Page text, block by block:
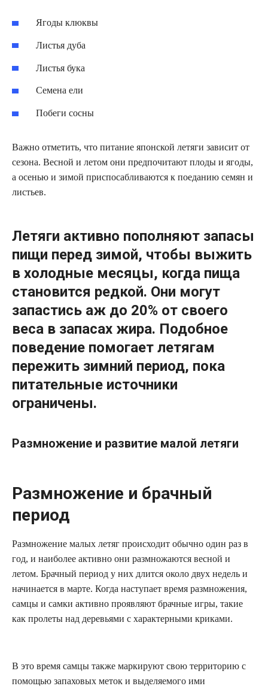
Ягоды клюквы
Листья дуба
Листья бука
Семена ели
Побеги сосны
Важно отметить, что питание японской летяги зависит от
сезона. Весной и летом они предпочитают плоды и ягоды,
а осенью и зимой приспосабливаются к поеданию семян и
листьев.
Летяги активно пополняют запасы
пищи перед зимой, чтобы выжить
в холодные месяцы, когда пища
становится редкой. Они могут
запастись аж до 20% от своего
веса в запасах жира. Подобное
поведение помогает летягам
пережить зимний период, пока
питательные источники
ограничены.
Размножение и развитие малой летяги
Размножение и брачный
период
Размножение малых летяг происходит обычно один раз в
год, и наиболее активно они размножаются весной и
летом. Брачный период у них длится около двух недель и
начинается в марте. Когда наступает время размножения,
самцы и самки активно проявляют брачные игры, такие
как пролеты над деревьями с характерными криками.
В это время самцы также маркируют свою территорию с
помощью запаховых меток и выделяемого ими